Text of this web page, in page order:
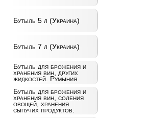
Бутыль 5 л (Украина)
Бутыль 7 л (Украина)
Бутыль для брожения и
хранения вин, других
жидкостей. Румыния
Бутыль для брожения и
хранения вин, соления
овощей, хранения
сыпучих продуктов.